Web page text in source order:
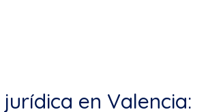
en Valencia: